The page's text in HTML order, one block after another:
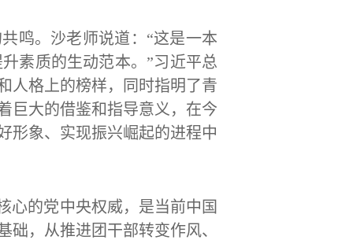
鸣。沙老师说道：“这是一本
素质的生动范本。”习近平总
人格上的榜样，同时指明了青
巨大的借鉴和指导意义，在今
形象、实现振兴崛起的进程中
心的党中央权威，是当前中国
，从推进团干部转变作风、